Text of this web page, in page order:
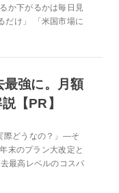
か下がるかは毎日見
だけ」 「米国市場に
最強に。月額
【PR】
際どうなの？」—そ
末のプラン大改定と
最高レベルのコスパ